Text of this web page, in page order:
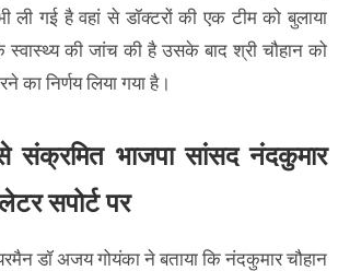
ली गई है वहां से डॉक्टरों की एक टीम को बुलाया
की जांच की है उसके बाद श्री चौहान को
का निर्णय लिया गया है।
से संक्रमित भाजपा सांसद नंदकुमार
सपोर्ट पर
डॉ अजय गोयंका ने बताया कि नंदकुमार चौहान